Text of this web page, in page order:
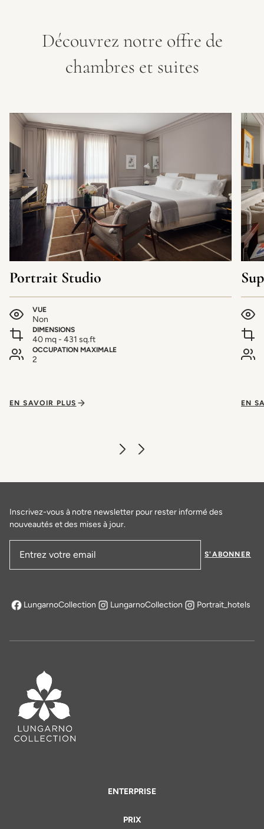
Découvrez notre offre de
chambres et suites
Portrait Studio
VUE
Non
DIMENSIONS
40 mq - 431 sq.ft
OCCUPATION MAXIMALE
2
EN SAVOIR PLUS EN
ENTERPRISE
PRIX
Inscrivez-vous à notre newsletter pour rester informé des
nouveautés et des mises à jour.
S'ABONNER
LungarnoCollection
s'ouvre dans un nouvel onglet
LungarnoCollection Portrait_hotels